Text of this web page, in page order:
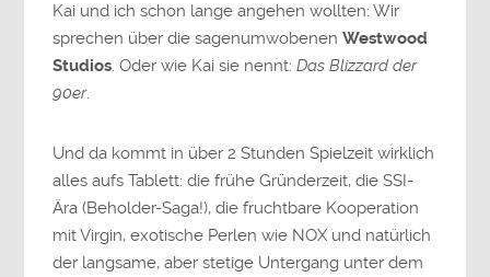
Kai und ich schon lange angehen wollten: Wir
sprechen über die sagenumwobenenWestwood
Studios. Oder wie Kai sie nennt:Das Blizzard der
90er.
Und da kommt in über 2 Stunden Spielzeit wirklich
alles aufs Tablett: die frühe Gründerzeit, die SSI-
Ära (Beholder-Saga!), die fruchtbare Kooperation
mit Virgin, exotische Perlen wie NOX und natürlich
der langsame, aber stetige Untergang unter dem